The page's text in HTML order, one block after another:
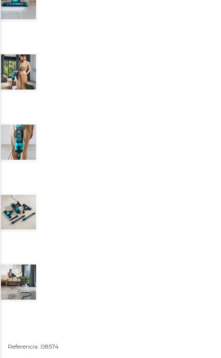
Referencia: 08574